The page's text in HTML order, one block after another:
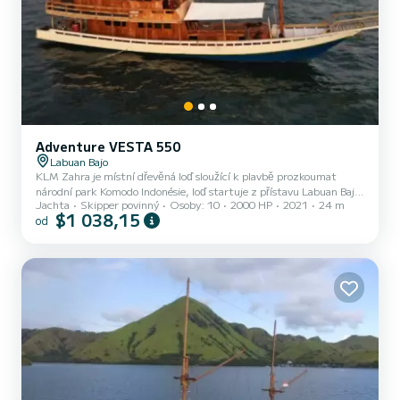
Adventure VESTA 550
Labuan Bajo
KLM Zahra je místní dřevěná loď sloužící k plavbě prozkoumat
národní park Komodo Indonésie, loď startuje z přístavu Labuan Bajo.
Labuan Bajo je hlavní branou do národního parku Komodo a ostrova
Flores Indonesi
Jachta Skipper povinný Osoby: 10 2000 HP 2021 24 m
od $1 038,15